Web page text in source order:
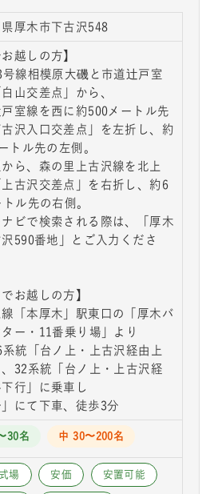
厚木市下古沢548
お越しの方】
号線相模原大磯と市道辻戸室
山交差点」から、
室線を西に約500メートル先
沢入口交差点」を左折し、約
トル先の左側。
ら、森の里上古沢線を北上
上古沢交差点」を右折し、約6
ル先の右側。
ビで検索される際は、「厚木
590番地」とご入力くださ
でお越しの方】
「本厚木」駅東口の「厚木バ
ー・11番乗り場」より
系統「台ノ上・上古沢経由上
32系統「台ノ上・上古沢経
行」に乗車し
」にて下車、徒歩3分
30名 中 30〜200名
場 安価 安置可能